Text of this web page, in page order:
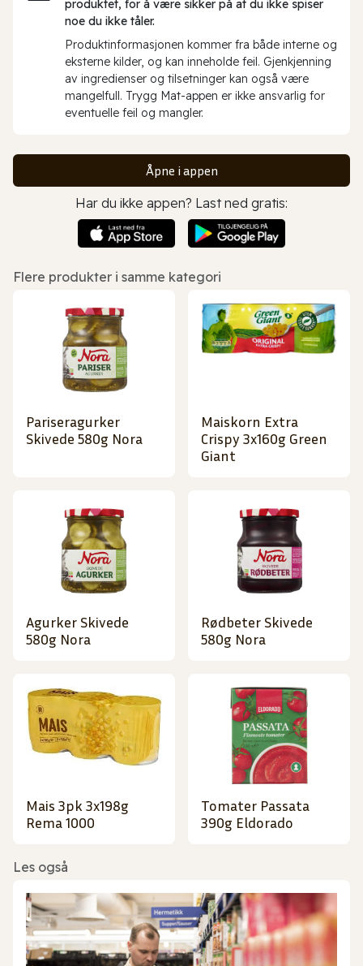
produktet, for å være sikker på at du ikke spiser
noe du ikke tåler.
Produktinformasjonen kommer fra både interne og
eksterne kilder, og kan inneholde feil. Gjenkjenning
av ingredienser og tilsetninger kan også være
mangelfull. Trygg Mat-appen er ikke ansvarlig for
eventuelle feil og mangler.
Åpne i appen
Har du ikke appen? Last ned gratis:
Flere produkter i samme kategori
Pariseragurker
Skivede 580g Nora
Maiskorn Extra
Crispy 3x160g Green
Giant
Agurker Skivede
580g Nora
Rødbeter Skivede
580g Nora
Mais 3pk 3x198g
Rema 1000
Tomater Passata
390g Eldorado
Les også